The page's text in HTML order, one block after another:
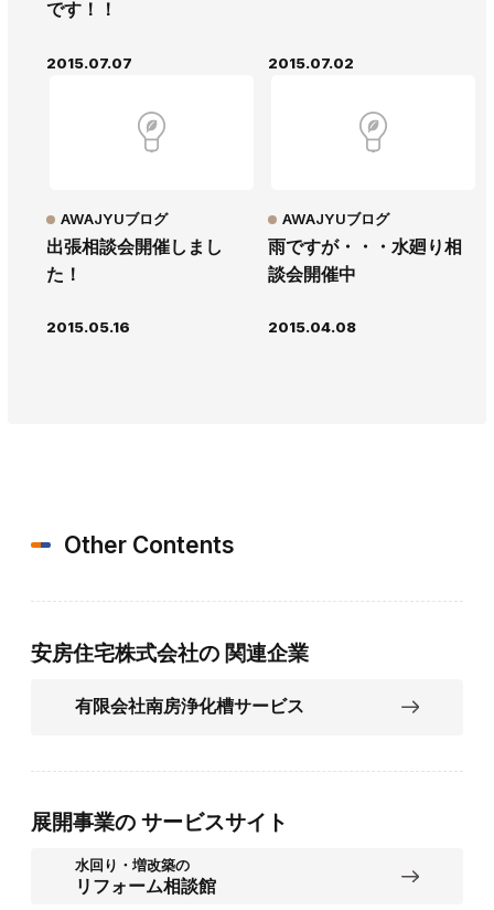
です！！
2015.07.07 2015.07.02
出張相談会開催しまし
た！
AWAJYUブログ
2015.05.16
雨ですが・・・水廻り相
談会開催中
AWAJYUブログ
2015.04.08
Other Contents
安房住宅株式会社の 関連企業
有限会社南房浄化槽サービス
展開事業の サービスサイト
水回り・増改築の
リフォーム相談館